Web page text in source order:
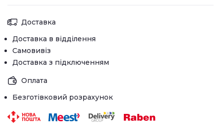
Доставка
Доставка в відділення
Самовивіз
Доставка з підключенням
Оплата
Безготівковий розрахунок